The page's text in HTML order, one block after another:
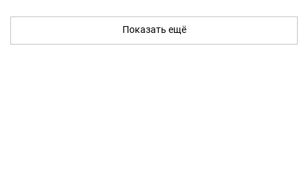
Показать ещё